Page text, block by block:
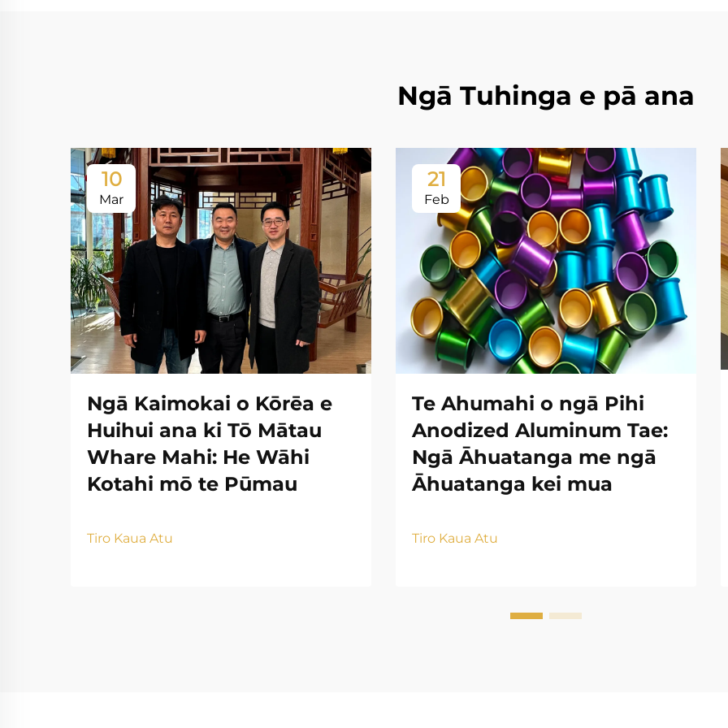
Ngā Tuhinga e pā ana
10
Mar
Ngā Kaimokai o Kōrēa e
Huihui ana ki Tō Mātau
Whare Mahi: He Wāhi
Kotahi mō te Pūmau
Tiro Kaua Atu
21
Feb
Te Ahumahi o ngā Pihi
Anodized Aluminum Tae:
Ngā Āhuatanga me ngā
Āhuatanga kei mua
Tiro Kaua Atu